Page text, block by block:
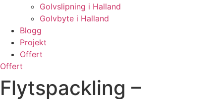
Golvslipning i Halland
Golvbyte i Halland
Blogg
Projekt
Offert
Offert
Flytspackling –